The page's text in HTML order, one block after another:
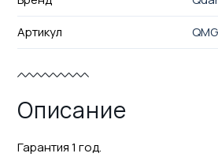
Артикул
Описание
Гарантия 1 год.